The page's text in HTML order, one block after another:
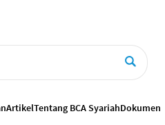
ArtikelTentang BCA SyariahDokumen